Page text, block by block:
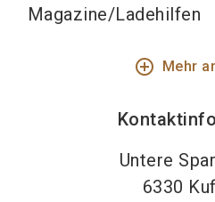
Magazine/Ladehilfen
add_circle_outline Mehr
Untere
6330